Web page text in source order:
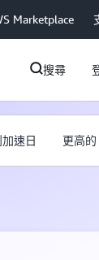
Marketplace
搜尋
速日 更高的